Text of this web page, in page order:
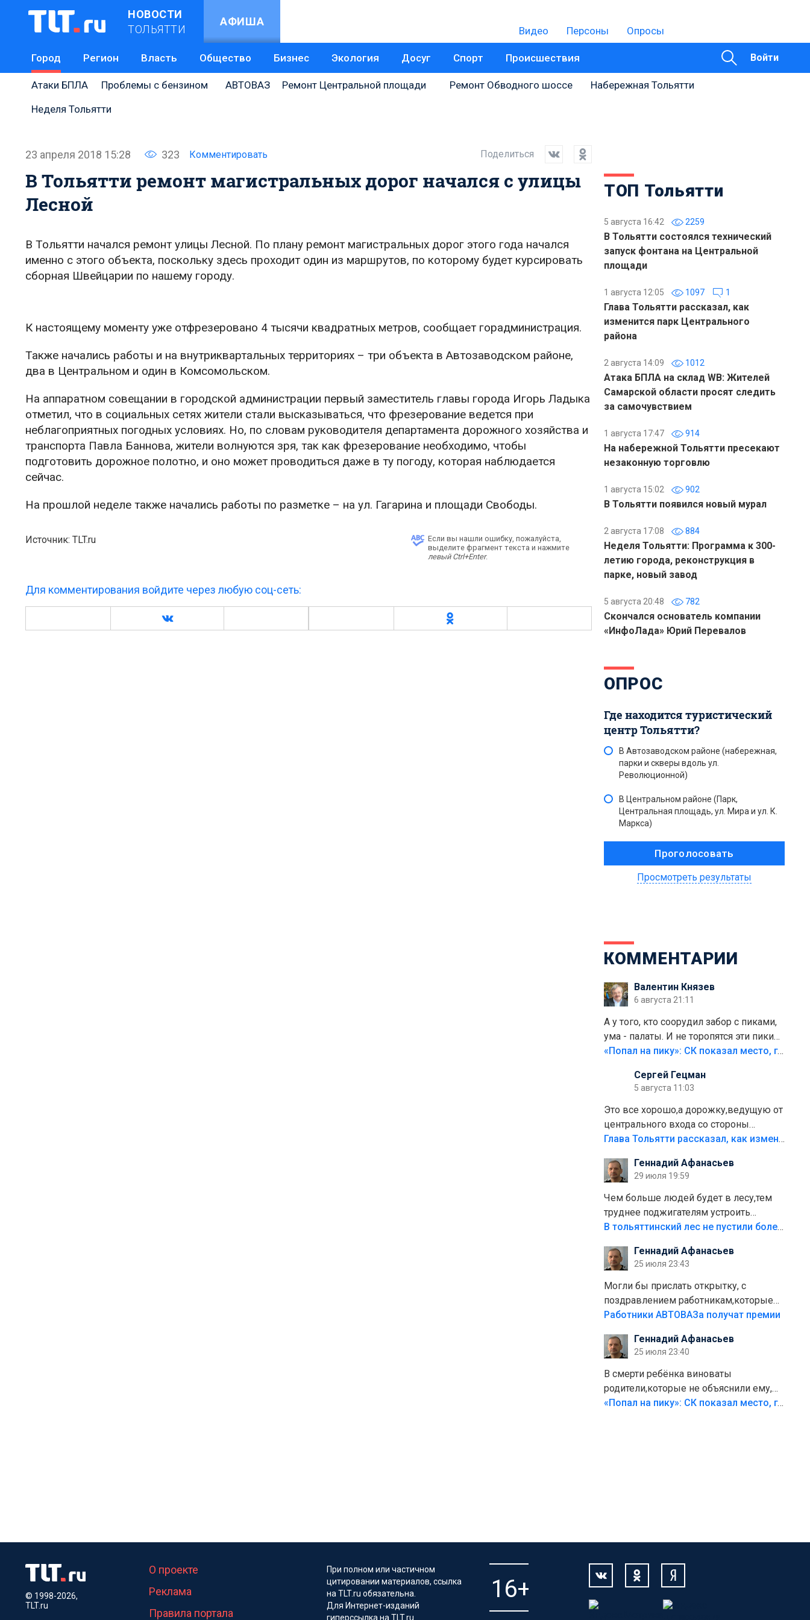
НОВОСТИ
ТОЛЬЯТТИ
АФИША
Видео Персоны Опросы
Город Регион Власть Общество Бизнес Экология Досуг Спорт Происшествия Войти
Атаки БПЛА Проблемы с бензином АВТОВАЗ Ремонт Центральной площади Ремонт Обводного шоссе
Набережная Тольятти
Неделя Тольятти
23 апреля 2018 15:28 323 Комментировать Поделиться
В Тольятти ремонт магистральных дорог начался с улицы
Лесной
В Тольятти начался ремонт улицы Лесной. По плану ремонт магистральных дорог этого года начался
именно с этого объекта, поскольку здесь проходит один из маршрутов, по которому будет курсировать
сборная Швейцарии по нашему городу.
К настоящему моменту уже отфрезеровано 4 тысячи квадратных метров, сообщает горадминистрация.
Также начались работы и на внутриквартальных территориях – три объекта в Автозаводском районе,
два в Центральном и один в Комсомольском.
На аппаратном совещании в городской администрации первый заместитель главы города Игорь Ладыка
отметил, что в социальных сетях жители стали высказываться, что фрезерование ведется при
неблагоприятных погодных условиях. Но, по словам руководителя департамента дорожного хозяйства и
транспорта Павла Баннова, жители волнуются зря, так как фрезерование необходимо, чтобы
подготовить дорожное полотно, и оно может проводиться даже в ту погоду, которая наблюдается
сейчас.
На прошлой неделе также начались работы по разметке – на ул. Гагарина и площади Свободы.
Источник: TLT.ru
Если вы нашли ошибку, пожалуйста,
выделите фрагмент текста и нажмите
левый Ctrl+Enter.
Для комментирования войдите через любую соц-сеть:
ТОП Тольятти
5 августа 16:42 2259
В Тольятти состоялся технический
запуск фонтана на Центральной
площади
1 августа 12:05 1097 1
Глава Тольятти рассказал, как
изменится парк Центрального
района
2 августа 14:09 1012
Атака БПЛА на склад WB: Жителей
Самарской области просят следить
за самочувствием
1 августа 17:47 914
На набережной Тольятти пресекают
незаконную торговлю
1 августа 15:02 902
В Тольятти появился новый мурал
2 августа 17:08 884
Неделя Тольятти: Программа к 300-
летию города, реконструкция в
парке, новый завод
5 августа 20:48 782
Скончался основатель компании
«ИнфоЛада» Юрий Перевалов
ОПРОС
Где находится туристический
центр Тольятти?
В Автозаводском районе (набережная,
парки и скверы вдоль ул.
Революционной)
В Центральном районе (Парк,
Центральная площадь, ул. Мира и ул. К.
Маркса)
Просмотреть результаты
КОММЕНТАРИИ
Валентин Князев
6 августа 21:11
А у того, кто соорудил забор с пиками,
ума - палаты. И не торопятся эти пики
срезать
«Попал на пику»: СК показал место, где был смертельно травмирован ребенок в Тольятти
Сергей Гецман
5 августа 11:03
Это все хорошо,а дорожку,ведущую от
центрального входа со стороны
кафе"Мираж" к аттракционам слабо
плитки не хватило,т.к.осенью и зимой
лежала в парке и испортилась.Да
еще,видимо,часть украли.
Глава Тольятти рассказал, как изменится парк Центрального района
Геннадий Афанасьев
29 июля 19:59
Чем больше людей будет в лесу,тем
труднее поджигателям устроить
пожар.Тех кто разводит костры,тех
полно стоит,почему водители всё
равно едут в лес? Штрафы мизерные.
В тольяттинский лес не пустили более тысячи автомобилей
Геннадий Афанасьев
25 июля 23:43
Могли бы прислать открытку, с
поздравлением работникам,которые
больше сорока лет отработали на
Работники АВТОВАЗа получат премии
Геннадий Афанасьев
25 июля 23:40
В смерти ребёнка виноваты
родители,которые не объяснили ему,
что такое хорошо и что такое плохо!
«Попал на пику»: СК показал место, где был смертельно травмирован ребенок в Тольятти
© 1998-2026,
TLT.ru
О проекте
Реклама
Правила портала
При полном или частичном
цитировании материалов, ссылка
на TLT.ru обязательна.
Для Интернет-изданий
гиперссылка на TLT.ru